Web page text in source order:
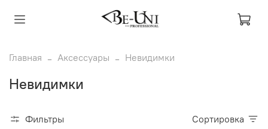
Главная Аксессуары Невидимки
Невидимки
Фильтры Сортировка